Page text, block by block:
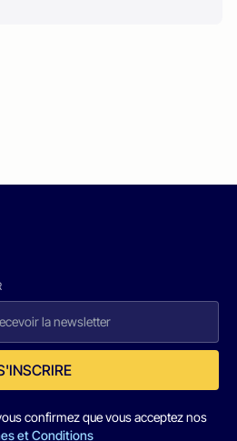
confirmez que vous acceptez nos
et Conditions